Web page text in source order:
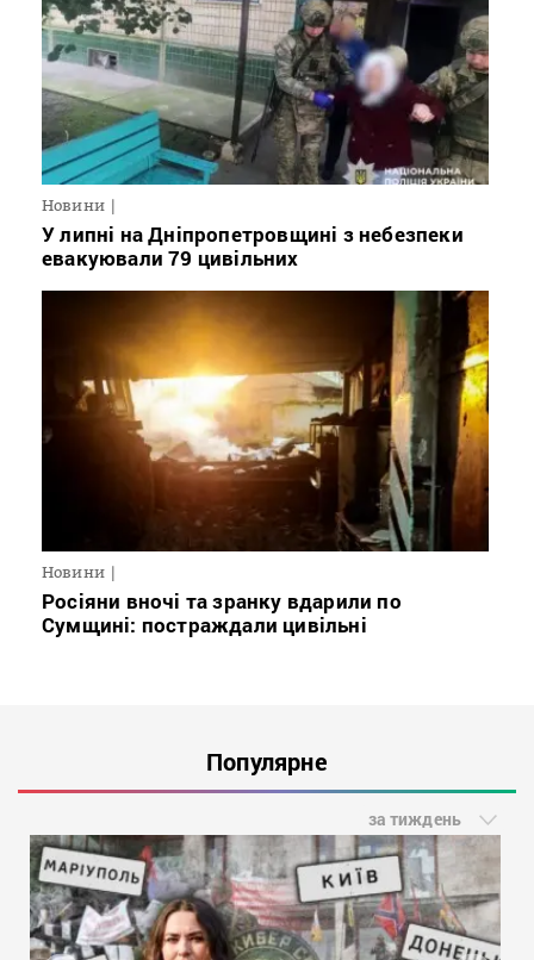
Новини
У липні на Дніпропетровщині з небезпеки
евакуювали 79 цивільних
Новини
Росіяни вночі та зранку вдарили по
Сумщині: постраждали цивільні
Популярне
за тиждень